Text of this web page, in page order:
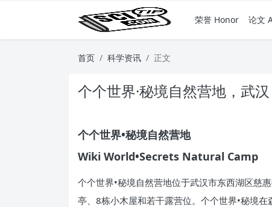
荣誉 Honor 论文
首页 科学资讯 正文
个个世界·秘境自然营地，武
个个世界•秘境自然营地
Wiki World•Secrets Natural Camp
个个世界•秘境自然营地位于武汉市东西湖区慈
亭、8栋小木屋和若干露营位。个个世界•秘境在